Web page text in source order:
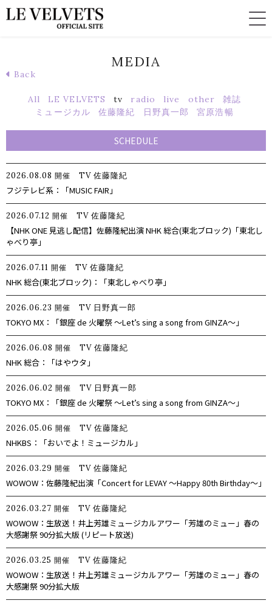
MEDIA
Back
All LE VELVETS tv radio live other
雑誌
ミュージカル
佐藤隆紀 日野真一郎 宮原浩暢
SCHEDULE
2026.08.08 開催 TV 佐藤隆紀
フジテレビ系：「MUSIC FAIR」
2026.07.12 開催 TV 佐藤隆紀
【NHK ONE 見逃し配信】佐藤隆紀出演 NHK 総合(東北ブロック)「東北し
ゃべり亭」
2026.07.11 開催 TV 佐藤隆紀
NHK 総合(東北ブロック)：「東北しゃべり亭」
2026.06.23 開催 TV 日野真一郎
TOKYO MX：「銀座 de 火曜祭 ～Let’s sing a song from GINZA～」
2026.06.08 開催 TV 佐藤隆紀
NHK 総合：「はやウタ」
2026.06.02 開催 TV 日野真一郎
TOKYO MX：「銀座 de 火曜祭 ～Let’s sing a song from GINZA～」
2026.05.06 開催 TV 佐藤隆紀
NHKBS：「おいでよ！ミュージカル」
2026.03.29 開催 TV 佐藤隆紀
WOWOW：佐藤隆紀出演「Concert for LEVAY ～Happy 80th Birthday～」
2026.03.27 開催 TV 佐藤隆紀
WOWOW：生放送！井上芳雄ミュージカルアワー「芳雄のミュー」春の
大感謝祭 90分拡大版 (リピート放送)
2026.03.25 開催 TV 佐藤隆紀
WOWOW：生放送！井上芳雄ミュージカルアワー「芳雄のミュー」春の
大感謝祭 90分拡大版